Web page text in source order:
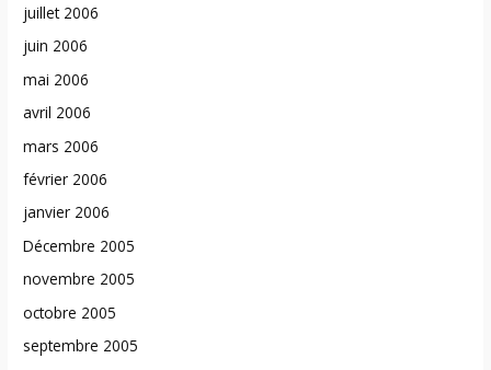
juillet 2006
juin 2006
mai 2006
avril 2006
mars 2006
février 2006
janvier 2006
Décembre 2005
novembre 2005
octobre 2005
septembre 2005